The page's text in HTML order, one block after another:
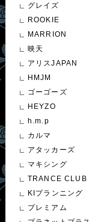
グレイズ
ROOKIE
MARRION
映天
アリスJAPAN
HMJM
ゴーゴーズ
HEYZO
h.m.p
カルマ
アタッカーズ
マキシング
TRANCE CLUB
KIプランニング
プレミアム